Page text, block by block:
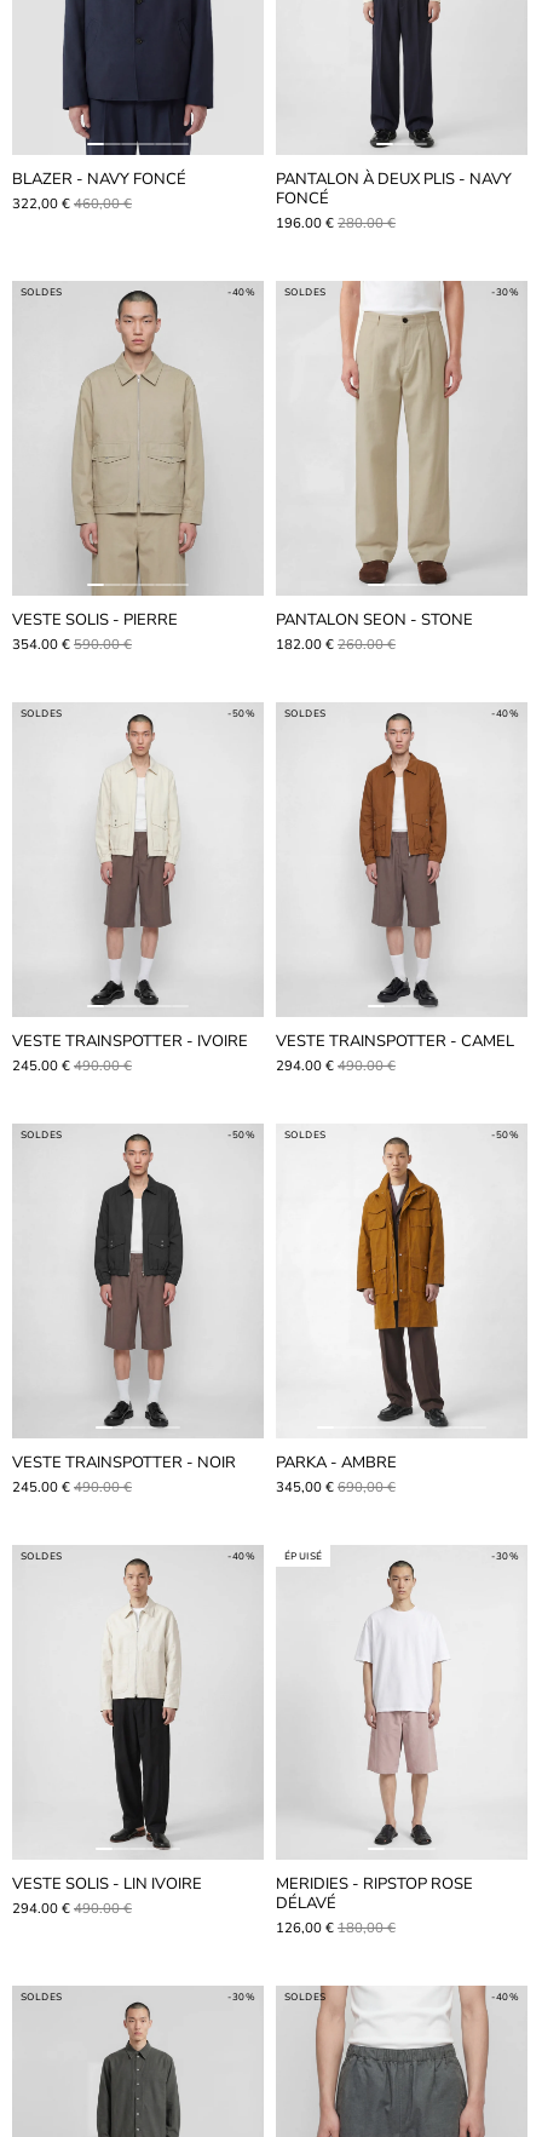
BLAZER - NAVY FONCÉ
322,00 € 460,00 €
PANTALON À DEUX PLIS - NAVY
FONCÉ
196.00 € 280.00 €
SOLDES -40%
VESTE SOLIS - PIERRE
354.00 € 590.00 €
SOLDES -30%
PANTALON SEON - STONE
182.00 € 260.00 €
SOLDES -50%
VESTE TRAINSPOTTER - IVOIRE
245.00 € 490.00 €
SOLDES -40%
VESTE TRAINSPOTTER - CAMEL
294.00 € 490.00 €
SOLDES -50%
VESTE TRAINSPOTTER - NOIR
245.00 € 490.00 €
SOLDES -50%
PARKA - AMBRE
345,00 € 690,00 €
SOLDES -40%
VESTE SOLIS - LIN IVOIRE
294.00 € 490.00 €
ÉPUISÉ -30%
MERIDIES - RIPSTOP ROSE
DÉLAVÉ
126,00 € 180,00 €
SOLDES -30% SOLDES -40%